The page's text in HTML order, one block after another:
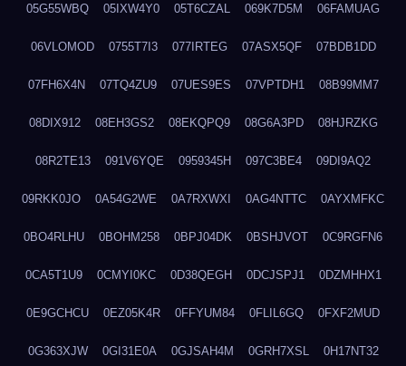
05G55WBQ 05IXW4Y0 05T6CZAL 069K7D5M 06FAMUAG
06VLOMOD 0755T7I3 077IRTEG 07ASX5QF 07BDB1DD
07FH6X4N 07TQ4ZU9 07UES9ES 07VPTDH1 08B99MM7
08DIX912 08EH3GS2 08EKQPQ9 08G6A3PD 08HJRZKG
08R2TE13 091V6YQE 0959345H 097C3BE4 09DI9AQ2
09RKK0JO 0A54G2WE 0A7RXWXI 0AG4NTTC 0AYXMFKC
0BO4RLHU 0BOHM258 0BPJ04DK 0BSHJVOT 0C9RGFN6
0CA5T1U9 0CMYI0KC 0D38QEGH 0DCJSPJ1 0DZMHHX1
0E9GCHCU 0EZ05K4R 0FFYUM84 0FLIL6GQ 0FXF2MUD
0G363XJW 0GI31E0A 0GJSAH4M 0GRH7XSL 0H17NT32